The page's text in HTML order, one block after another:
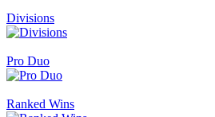
Divisions
Pro Duo
Ranked Wins